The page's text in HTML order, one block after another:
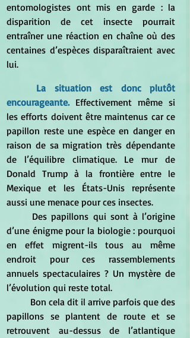
entomologistes ont mis en garde : la
disparition de cet insecte pourrait
entraîner une réaction en chaîne où des
centaines d’espèces disparaîtraient avec
lui.
La situation est donc plutôt
encourageante. Effectivement même si
les efforts doivent être maintenus car ce
papillon reste une espèce en danger en
raison de sa migration très dépendante
de l’équilibre climatique. Le mur de
Donald Trump à la frontière entre le
Mexique et les États-Unis représente
aussi une menace pour ces insectes.
d’une énigme pour la biologie : pourquoi
en effet migrent-ils tous au même
endroit pour ces rassemblements
annuels spectaculaires ? Un mystère de
l’évolution qui reste total.
papillons se plantent de route et se
retrouvent au-dessus de l’atlantique